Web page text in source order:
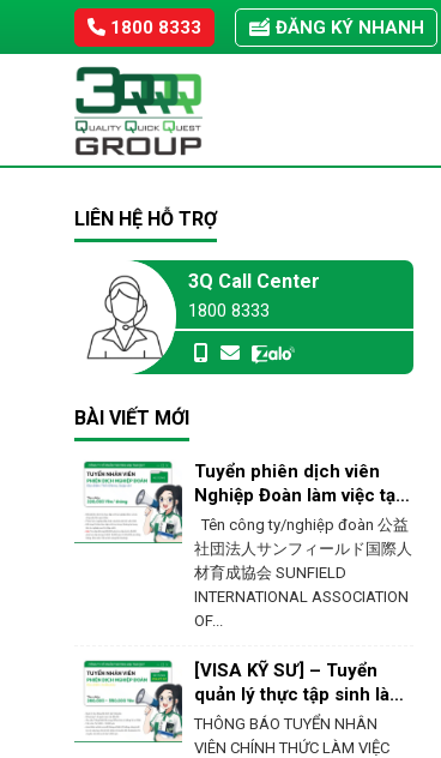
1800 8333 ĐĂNG KÝ NHANH
LIÊN HỆ HỖ TRỢ
3Q Call Center
1800 8333
BÀI VIẾT MỚI
Tuyển phiên dịch viên
Nghiệp Đoàn làm việc tại
Ehime – Nhật Bản
Tên công ty/nghiệp đoàn 公益
社団法人サンフィールド国際人
材育成協会 SUNFIELD
INTERNATIONAL ASSOCIATION
OF...
[VISA KỸ SƯ] – Tuyển
quản lý thực tập sinh làm
việc tại Hokkaido
THÔNG BÁO TUYỂN NHÂN
VIÊN CHÍNH THỨC LÀM VIỆC